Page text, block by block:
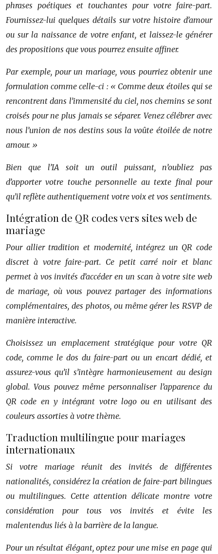
phrases poétiques et touchantes pour votre faire-part.
Fournissez-lui quelques détails sur votre histoire d’amour
ou sur la naissance de votre enfant, et laissez-le générer
des propositions que vous pourrez ensuite affiner.
Par exemple, pour un mariage, vous pourriez obtenir une
formulation comme celle-ci : « Comme deux étoiles qui se
rencontrent dans l’immensité du ciel, nos chemins se sont
croisés pour ne plus jamais se séparer. Venez célébrer avec
nous l’union de nos destins sous la voûte étoilée de notre
amour. »
Bien que l’IA soit un outil puissant, n’oubliez pas
d’apporter votre touche personnelle au texte final pour
qu’il reflète authentiquement votre voix et vos sentiments.
Intégration de QR codes vers sites web de
mariage
Pour allier tradition et modernité, intégrez un QR code
discret à votre faire-part. Ce petit carré noir et blanc
permet à vos invités d’accéder en un scan à votre site web
de mariage, où vous pouvez partager des informations
complémentaires, des photos, ou même gérer les RSVP de
manière interactive.
Choisissez un emplacement stratégique pour votre QR
code, comme le dos du faire-part ou un encart dédié, et
assurez-vous qu’il s’intègre harmonieusement au design
global. Vous pouvez même personnaliser l’apparence du
QR code en y intégrant votre logo ou en utilisant des
couleurs assorties à votre thème.
Traduction multilingue pour mariages
internationaux
Si votre mariage réunit des invités de différentes
nationalités, considérez la création de faire-part bilingues
ou multilingues. Cette attention délicate montre votre
considération pour tous vos invités et évite les
malentendus liés à la barrière de la langue.
Pour un résultat élégant, optez pour une mise en page qui